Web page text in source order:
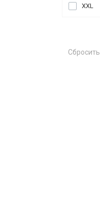
XXL
Сбросить